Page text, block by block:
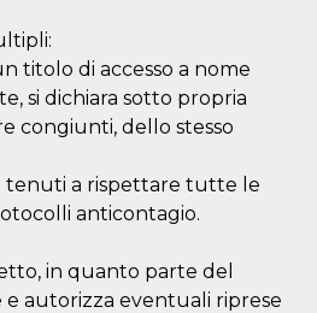
titolo di accesso a nome
si dichiara sotto propria
congiunti, dello stesso
tenuti a rispettare tutte le
anticontagio.
in quanto parte del
autorizza eventuali riprese
Storage
Descrizione
Session
storage
Local
storage